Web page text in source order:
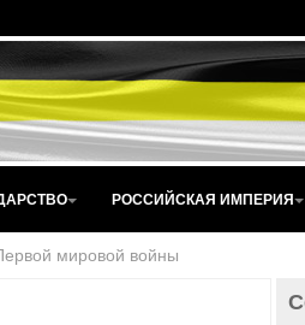
РОССИЙСКАЯ ИМПЕРИЯ
мировой войны